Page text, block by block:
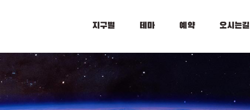
지구별 테마 예약 오시는길